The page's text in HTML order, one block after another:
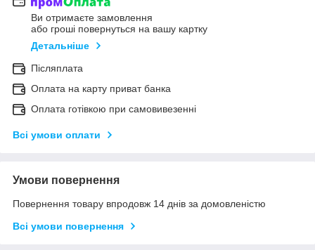
Ви отримаєте замовлення
або гроші повернуться на вашу картку
Детальніше
Післяплата
Оплата на карту приват банка
Оплата готівкою при самовивезенні
Всі умови оплати
Умови повернення
Повернення товару впродовж 14 днів за домовленістю
Всі умови повернення